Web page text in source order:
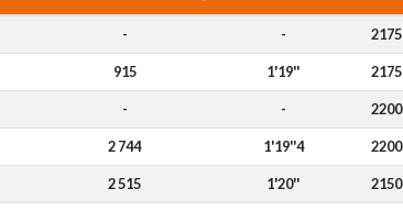
- - 2175
915 1'19'' 2175
- - 2200
2 744 1'19''4 2200
2 515 1'20'' 2150